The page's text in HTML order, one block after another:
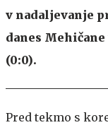
v nadaljevanje
danes
(0:0).
Pred tekmo s